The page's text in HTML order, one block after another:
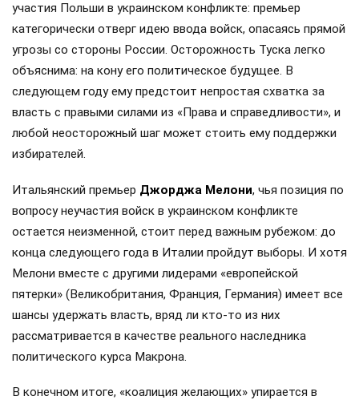
участия Польши в украинском конфликте: премьер
категорически отверг идею ввода войск, опасаясь прямой
угрозы со стороны России. Осторожность Туска легко
объяснима: на кону его политическое будущее. В
следующем году ему предстоит непростая схватка за
власть с правыми силами из «Права и справедливости», и
любой неосторожный шаг может стоить ему поддержки
избирателей.
Итальянский премьер Джорджа Мелони, чья позиция по
вопросу неучастия войск в украинском конфликте
остается неизменной, стоит перед важным рубежом: до
конца следующего года в Италии пройдут выборы. И хотя
Мелони вместе с другими лидерами «европейской
пятерки» (Великобритания, Франция, Германия) имеет все
шансы удержать власть, вряд ли кто-то из них
рассматривается в качестве реального наследника
политического курса Макрона.
В конечном итоге, «коалиция желающих» упирается в